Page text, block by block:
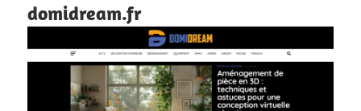
domidream.fr